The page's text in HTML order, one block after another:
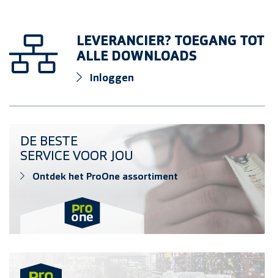
LEVERANCIER? TOEGANG TOT
ALLE DOWNLOADS
Inloggen
Ontdek het ProOne assortiment
DE BESTE
SERVICE VOOR JOU
Ontdek het ProOne assortiment
Vind verkooppunt